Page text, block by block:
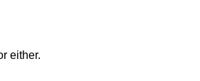
either.